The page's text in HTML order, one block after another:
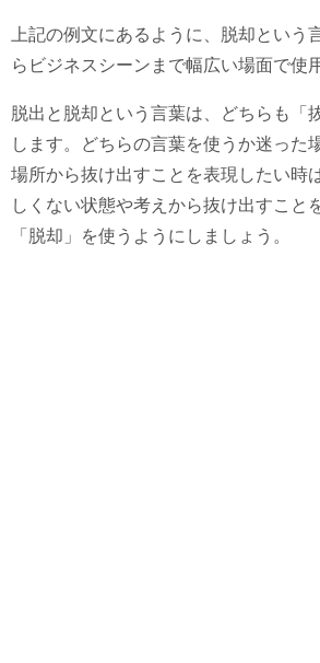
上記の例文にあるように、脱却という
らビジネスシーンまで幅広い場面で使
脱出と脱却という言葉は、どちらも「
します。どちらの言葉を使うか迷った
場所から抜け出すことを表現したい時
しくない状態や考えから抜け出すこと
「脱却」を使うようにしましょう。